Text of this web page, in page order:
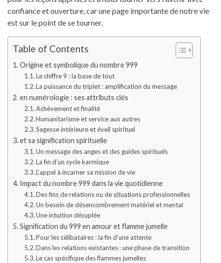
confiance et ouverture, car une page importante de notre vie
est sur le point de se tourner.
Table of Contents
Origine et symbolique du nombre 999
Le chiffre 9 : la base de tout
La puissance du triplet : amplification du message
en numérologie : ses attributs clés
Achèvement et finalité
Humanitarisme et service aux autres
Sagesse intérieure et éveil spirituel
et sa signification spirituelle
Un message des anges et des guides spirituels
La fin d’un cycle karmique
L’appel à incarner sa mission de vie
Impact du nombre 999 dans la vie quotidienne
Des fins de relations ou de situations professionnelles
Un besoin de désencombrement matériel et mental
Une intuition décuplée
Signification du 999 en amour et flamme jumelle
Pour les célibataires : la fin d’une attente
Dans les relations existantes : une phase de transition
Le cas spécifique des flammes jumelles